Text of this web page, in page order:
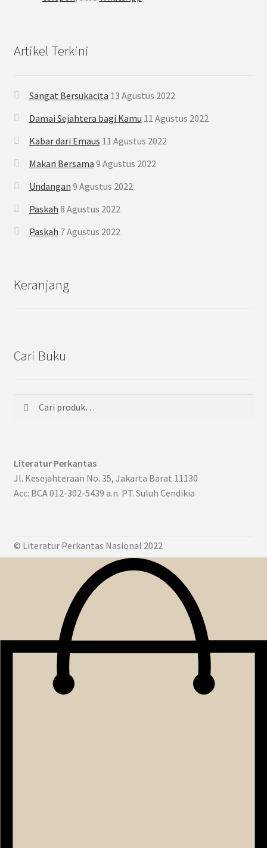
Artikel Terkini
Sangat Bersukacita 13 Agustus 2022
Damai Sejahtera bagi Kamu 11 Agustus 2022
Kabar dari Emaus 11 Agustus 2022
Makan Bersama 9 Agustus 2022
Undangan 9 Agustus 2022
Paskah 8 Agustus 2022
Paskah 7 Agustus 2022
Keranjang
Cari Buku
Pencarian
Literatur Perkantas
Jl. Kesejahteraan No. 35, Jakarta Barat 11130
Acc: BCA 012-302-5439 a.n. PT. Suluh Cendikia
© Literatur Perkantas Nasional 2022